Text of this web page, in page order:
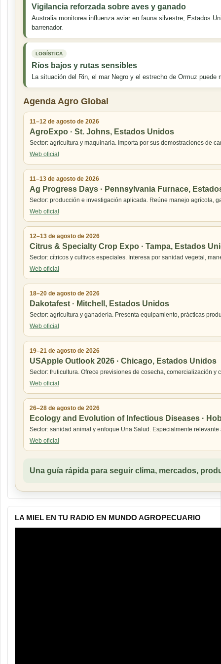
Vigilancia reforzada sobre aves y ganado
Australia monitorea influenza aviar en fauna silvestre; Estados
barrenador.
LOGÍSTICA
Ríos bajos y rutas sensibles
La situación del Rin, el mar Negro y el estrecho de Ormuz
Agenda Agro Global
11–12 de agosto de 2026
AgroExpo · St. Johns, Estados Unidos
Sector: agricultura y maquinaria. Importa por sus demostraciones de
Web oficial
11–13 de agosto de 2026
Ag Progress Days · Pennsylvania Furnace,
Sector: producción e investigación aplicada. Reúne manejo agrícola,
Web oficial
12–13 de agosto de 2026
Citrus & Specialty Crop Expo · Tampa, Estados
Sector: cítricos y cultivos especiales. Interesa por sanidad vegetal,
Web oficial
18–20 de agosto de 2026
Dakotafest · Mitchell, Estados Unidos
Sector: agricultura y ganadería. Presenta equipamiento, prácticas
Web oficial
19–21 de agosto de 2026
USApple Outlook 2026 · Chicago, Estados Unidos
Sector: fruticultura. Ofrece previsiones de cosecha, comercialización y
Web oficial
26–28 de agosto de 2026
Ecology and Evolution of Infectious Diseases ·
Sector: sanidad animal y enfoque Una Salud. Especialmente
Web oficial
Una guía rápida para seguir clima, mercados,
LA MIEL EN TU RADIO EN MUNDO AGROPECUARIO